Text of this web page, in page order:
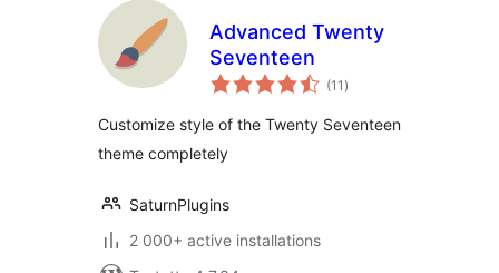
Advanced Twenty
Seventeen
(11 arvosanat
yhteensä
)
Customize style of the Twenty Seventeen
theme completely
SaturnPlugins
2 000+ active installations